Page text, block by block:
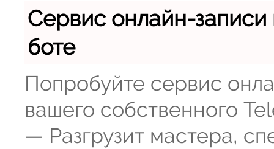
Сервис онлайн-
боте
Попробуйте сервис
вашего собственного
— Разгрузит мастера,